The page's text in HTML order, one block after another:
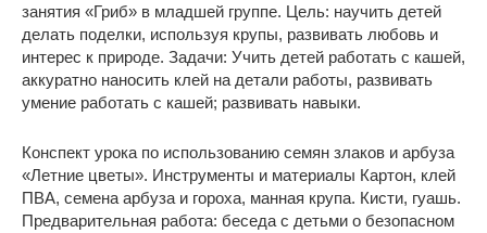
занятия «Гриб» в младшей группе. Цель: научить детей
делать поделки, используя крупы, развивать любовь и
интерес к природе. Задачи: Учить детей работать с кашей,
аккуратно наносить клей на детали работы, развивать
умение работать с кашей; развивать навыки.
Конспект урока по использованию семян злаков и арбуза
«Летние цветы». Инструменты и материалы Картон, клей
ПВА, семена арбуза и гороха, манная крупа. Кисти, гуашь.
Предварительная работа: беседа с детьми о безопасном